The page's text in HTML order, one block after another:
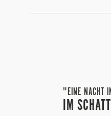
"EINE NACHT
IM